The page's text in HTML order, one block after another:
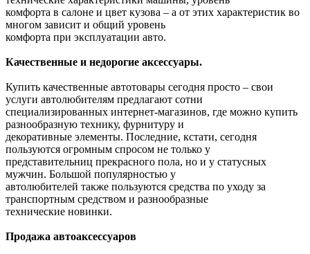
комфорта в салоне и цвет кузова – а от этих характеристик во
многом зависит и общий уровень
комфорта при эксплуатации авто.
Качественные и недорогие аксессуары.
Купить качественные автотовары сегодня просто – свои
услуги автолюбителям предлагают сотни
специализированных интернет-магазинов, где можно купить
разнообразную технику, фурнитуру и
декоративные элементы. Последние, кстати, сегодня
пользуются огромным спросом не только у
представительниц прекрасного пола, но и у статусных
мужчин. Большой популярностью у
автолюбителей также пользуются средства по уходу за
транспортным средством и разнообразные
технические новинки.
Продажа автоаксессуаров